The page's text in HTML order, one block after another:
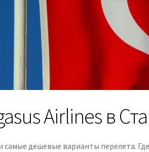
Airlines в
самые дешевые варианты перелета.